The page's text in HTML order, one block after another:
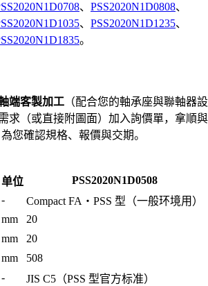
、 PSS2020N1D0808、
、 PSS2020N1D1235、
。
端客製加工 （配合您的軸承座與聯軸器設
求（或直接附圖面）加入詢價單，拿順與
您確認規格、報價與交期。
单位
PSS2020N1D0508
-
Compact FA・PSS 型（一般环境用）
mm
20
mm
20
mm
508
-
JIS C5（PSS 型官方标准）